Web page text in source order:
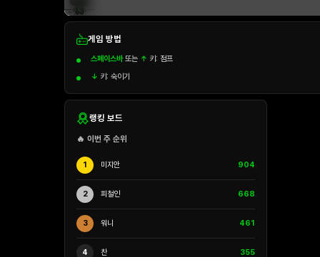
게임 방법
스페이스바또는 ↑ 키: 점프
↓ 키: 숙이기
랭킹 보드
🔥 이번 주 순위
1 미지안 904
2 피철인 668
3 워니 461
4 찬 355